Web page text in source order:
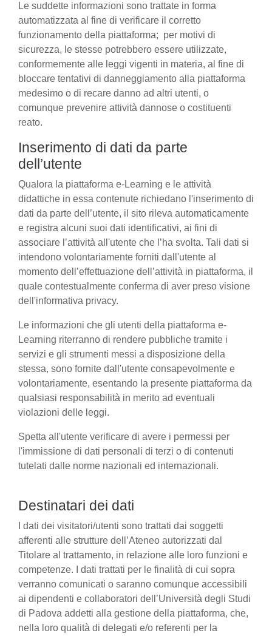
Le suddette informazioni sono trattate in forma
automatizzata al fine di verificare il corretto
funzionamento della piattaforma; per motivi di
sicurezza, le stesse potrebbero essere utilizzate,
conformemente alle leggi vigenti in materia, al fine di
bloccare tentativi di danneggiamento alla piattaforma
medesimo o di recare danno ad altri utenti, o
comunque prevenire attività dannose o costituenti
reato.
Inserimento di dati da parte
dell’utente
Qualora la piattaforma e-Learning e le attività
didattiche in essa contenute richiedano l'inserimento di
dati da parte dell’utente, il sito rileva automaticamente
e registra alcuni suoi dati identificativi, ai fini di
associare l’attività all'utente che l’ha svolta. Tali dati si
intendono volontariamente forniti dall'utente al
momento dell’effettuazione dell’attività in piattaforma, il
quale contestualmente conferma di aver preso visione
dell'informativa privacy.
Le informazioni che gli utenti della piattaforma e-
Learning riterranno di rendere pubbliche tramite i
servizi e gli strumenti messi a disposizione della
stessa, sono fornite dall'utente consapevolmente e
volontariamente, esentando la presente piattaforma da
qualsiasi responsabilità in merito ad eventuali
violazioni delle leggi.
Spetta all'utente verificare di avere i permessi per
l'immissione di dati personali di terzi o di contenuti
tutelati dalle norme nazionali ed internazionali.
Destinatari dei dati
I dati dei visitatori/utenti sono trattati dai soggetti
afferenti alle strutture dell’Ateneo autorizzati dal
Titolare al trattamento, in relazione alle loro funzioni e
competenze. I dati trattati per le finalità di cui sopra
verranno comunicati o saranno comunque accessibili
ai dipendenti e collaboratori dell’Università degli Studi
di Padova addetti alla gestione della piattaforma, che,
nella loro qualità di delegati e/o referenti per la